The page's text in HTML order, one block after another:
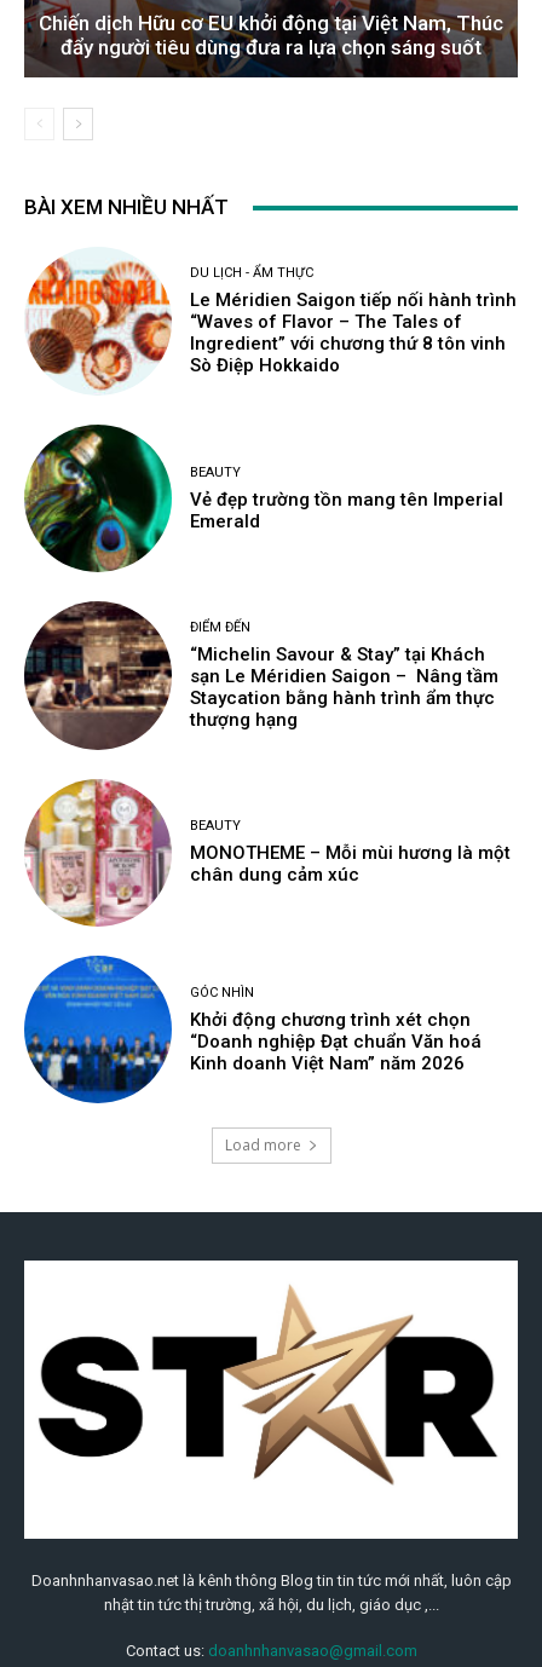
Doanhnhanvasao.net là kênh thông Blog tin tin tức mới nhất, luôn cập
nhật tin tức thị trường, xã hội, du lịch, giáo dục ,...
Contact us: doanhnhanvasao@gmail.com